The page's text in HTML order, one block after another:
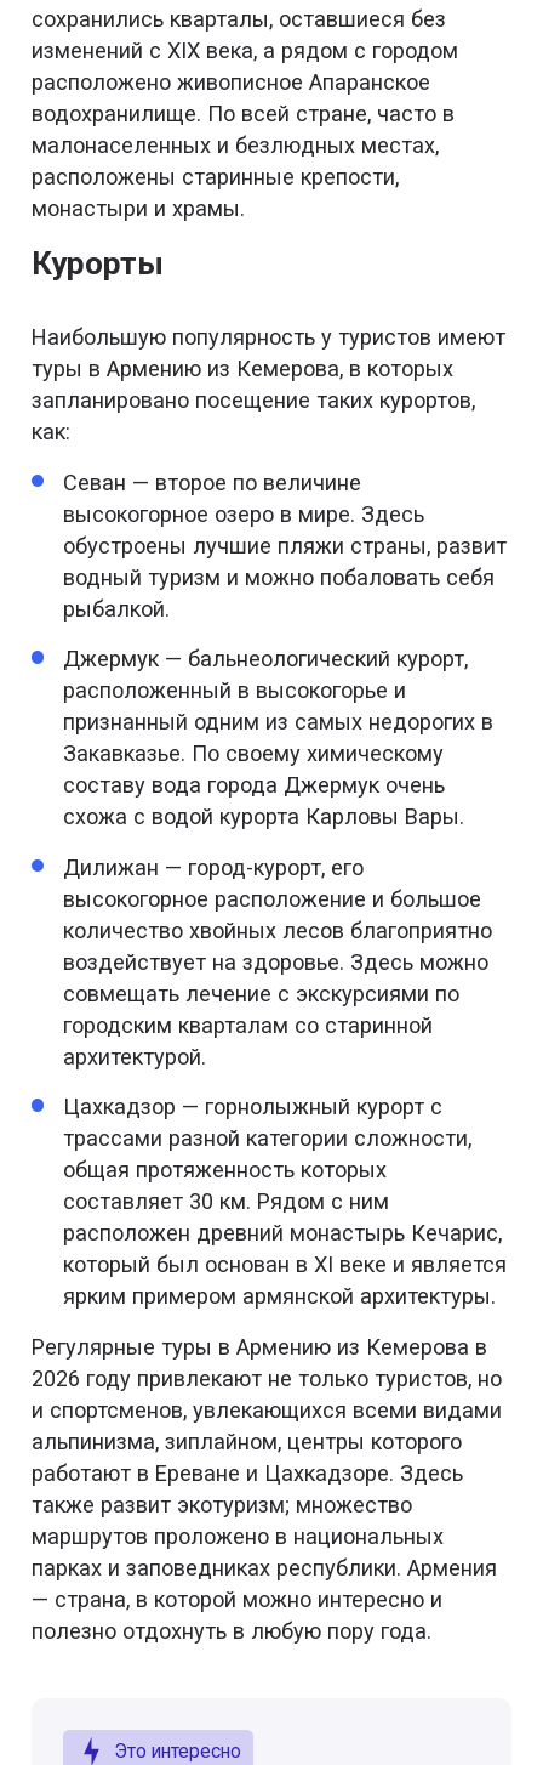
сохранились кварталы, оставшиеся без
изменений с XIX века, а рядом с городом
расположено живописное Апаранское
водохранилище. По всей стране, часто в
малонаселенных и безлюдных местах,
расположены старинные крепости,
монастыри и храмы.
Курорты
Наибольшую популярность у туристов имеют
туры в Армению из Кемерова, в которых
запланировано посещение таких курортов,
как:
Севан — второе по величине
высокогорное озеро в мире. Здесь
обустроены лучшие пляжи страны, развит
водный туризм и можно побаловать себя
рыбалкой.
Джермук — бальнеологический курорт,
расположенный в высокогорье и
признанный одним из самых недорогих в
Закавказье. По своему химическому
составу вода города Джермук очень
схожа с водой курорта Карловы Вары.
Дилижан — город-курорт, его
высокогорное расположение и большое
количество хвойных лесов благоприятно
воздействует на здоровье. Здесь можно
совмещать лечение с экскурсиями по
городским кварталам со старинной
архитектурой.
Цахкадзор — горнолыжный курорт с
трассами разной категории сложности,
общая протяженность которых
составляет 30 км. Рядом с ним
расположен древний монастырь Кечарис,
который был основан в XI веке и является
ярким примером армянской архитектуры.
Регулярные туры в Армению из Кемерова в
2026 году привлекают не только туристов, но
и спортсменов, увлекающихся всеми видами
альпинизма, зиплайном, центры которого
работают в Ереване и Цахкадзоре. Здесь
также развит экотуризм; множество
маршрутов проложено в национальных
парках и заповедниках республики. Армения
— страна, в которой можно интересно и
полезно отдохнуть в любую пору года.
Это интересно